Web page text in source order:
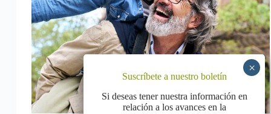
Suscríbete a nuestro boletín
Si deseas tener nuestra información en
relación a los avances en la